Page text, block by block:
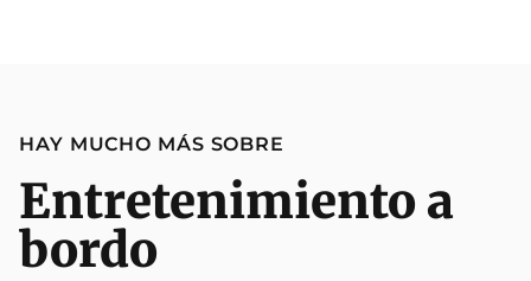
HAY MUCHO MÁS SOBRE
Entretenimiento a
bordo